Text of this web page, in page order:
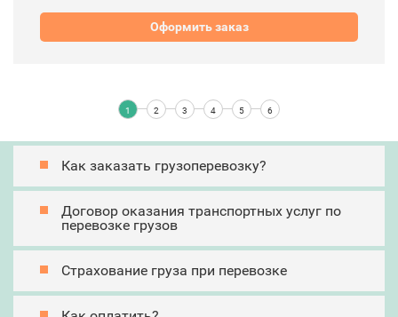
Оформить заказ
Как заказать грузоперевозку?
Договор оказания транспортных услуг по
перевозке грузов
Страхование груза при перевозке